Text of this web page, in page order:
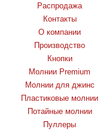
Распродажа
Контакты
О компании
Производство
Кнопки
Молнии Premium
Молнии для джинс
Пластиковые молнии
Потайные молнии
Пуллеры